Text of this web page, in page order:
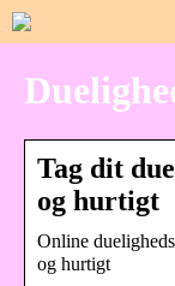
Tag dit
og hurtigt
Online
og hurtigt